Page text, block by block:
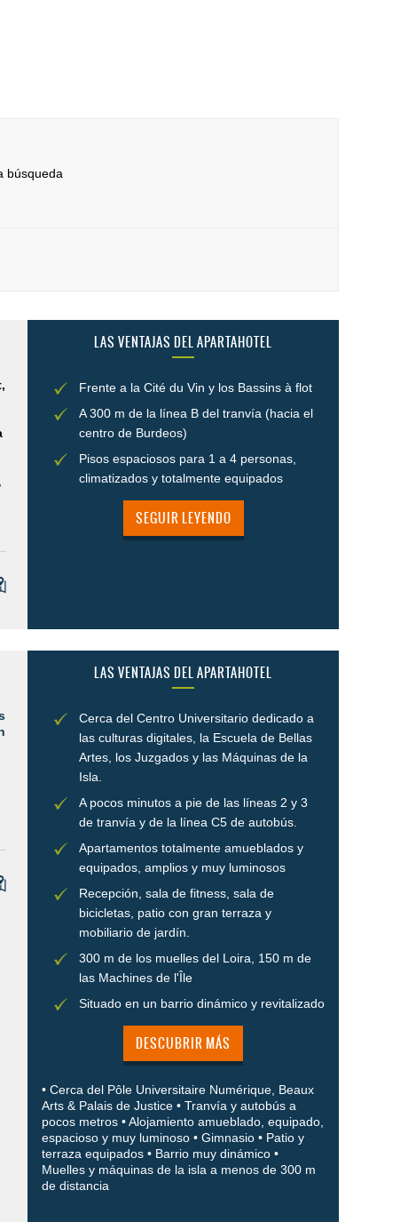
búsqueda
LAS VENTAJAS DEL APARTAHOTEL
Frente a la Cité du Vin y los Bassins à flot
A 300 m de la línea B del tranvía (hacia el
centro de Burdeos)
Pisos espaciosos para 1 a 4 personas,
climatizados y totalmente equipados
SEGUIR LEYENDO
LAS VENTAJAS DEL APARTAHOTEL
Cerca del Centro Universitario dedicado a
las culturas digitales, la Escuela de Bellas
Artes, los Juzgados y las Máquinas de la
Isla.
A pocos minutos a pie de las líneas 2 y 3
de tranvía y de la línea C5 de autobús.
Apartamentos totalmente amueblados y
equipados, amplios y muy luminosos
Recepción, sala de fitness, sala de
bicicletas, patio con gran terraza y
mobiliario de jardín.
300 m de los muelles del Loira, 150 m de
las Machines de l'Île
Situado en un barrio dinámico y revitalizado
DESCUBRIR MÁS
• Cerca del Pôle Universitaire Numérique, Beaux
Arts & Palais de Justice • Tranvía y autobús a
pocos metros • Alojamiento amueblado, equipado,
espacioso y muy luminoso • Gimnasio • Patio y
terraza equipados • Barrio muy dinámico •
Muelles y máquinas de la isla a menos de 300 m
de distancia